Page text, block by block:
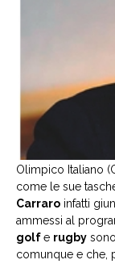
Olimpico Italiano
come le sue
Carraro infatti
ammessi al
golfe rugby
comunque e che,